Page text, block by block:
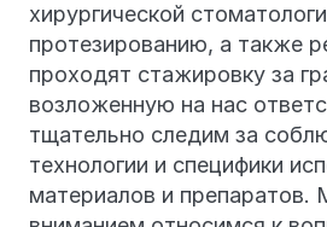
хирургической
протезированию, а также
проходят стажировку за
возложенную на нас
тщательно следим за
технологии и специфики
материалов и